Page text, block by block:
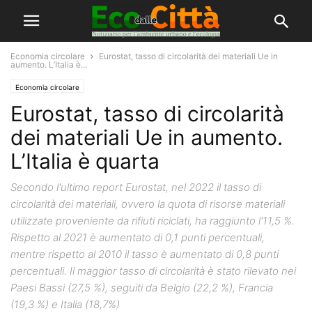
Economia circolare
Eurostat, tasso di circolarità dei materiali Ue in
aumento. L’Italia è...
Economia circolare
Eurostat, tasso di circolarità
dei materiali Ue in aumento.
L’Italia è quarta
Secondo l'ultimo report Eurostat, nel 2022 il tasso di
circolarità dei materiali, ovvero la quota di risorse materiali
utilizzate proveniente da rifiuti riciclati, ha raggiunto l'11,5 %.
Rispetto al 2021 è aumentato di 0,1 punti percentuali,
mentre rispetto al 2010 il tasso è aumentato di 0,8 punti
percentuali. Il maggior tasso di circolarità è stato rilevato nei
Paesi Bassi (27,5 %), seguiti da Belgio (22,2 %), Francia
(19,3 %) e Italia (18,7%)